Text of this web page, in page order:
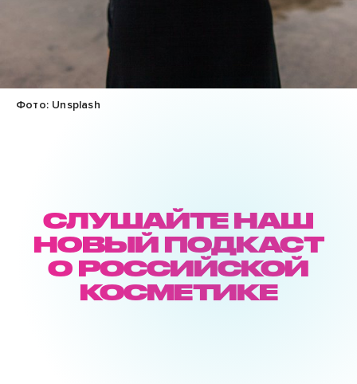
Фото: Unsplash
СЛУШАЙТЕ НАШ
НОВЫЙ ПОДКАСТ
О РОССИЙСКОЙ
КОСМЕТИКЕ